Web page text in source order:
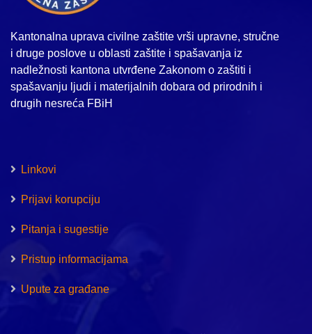
Kantonalna uprava civilne zaštite vrši upravne, stručne
i druge poslove u oblasti zaštite i spašavanja iz
nadležnosti kantona utvrđene Zakonom o zaštiti i
spašavanju ljudi i materijalnih dobara od prirodnih i
drugih nesreća FBiH
Linkovi
Prijavi korupciju
Pitanja i sugestije
Pristup informacijama
Upute za građane